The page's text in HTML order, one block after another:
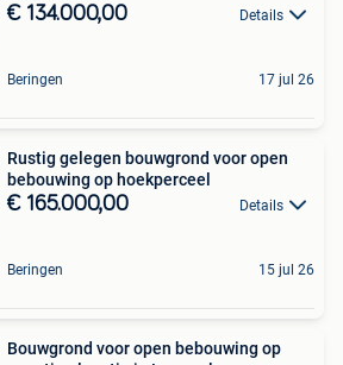
€ 134.000,00 Details
Beringen 17 jul 26
Rustig gelegen bouwgrond voor open
bebouwing op hoekperceel
€ 165.000,00 Details
Beringen 15 jul 26
Bouwgrond voor open bebouwing op